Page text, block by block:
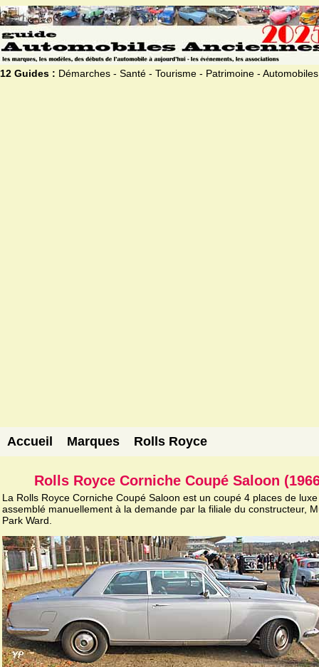
12 Guides : Démarches - Santé - Tourisme - Patrimoine - Automobiles
Accueil Marques Rolls Royce
Rolls Royce Corniche Coupé Saloon
La Rolls Royce Corniche Coupé Saloon est un coupé 4 places de luxe
assemblé manuellement à la demande par la filiale du constructeur,
Park Ward.